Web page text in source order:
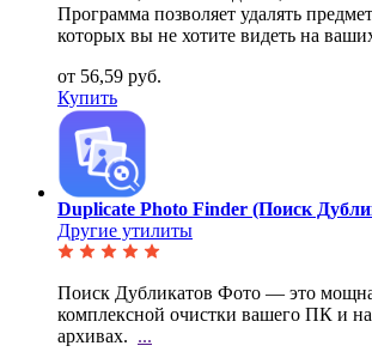
Программа позволяет удалять
которых вы не хотите видеть на
от 56,59 руб.
Купить
Duplicate Photo Finder (Поиск
Другие утилиты
Поиск Дубликатов Фото — это
комплексной очистки вашего ПК и
архивах. ...